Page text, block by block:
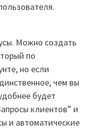
Можно создать
по
но если
чем вы
будет
клиентов” и
и автоматические